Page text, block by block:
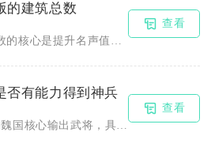
的建筑总数
查看
否有能力得到神兵
查看